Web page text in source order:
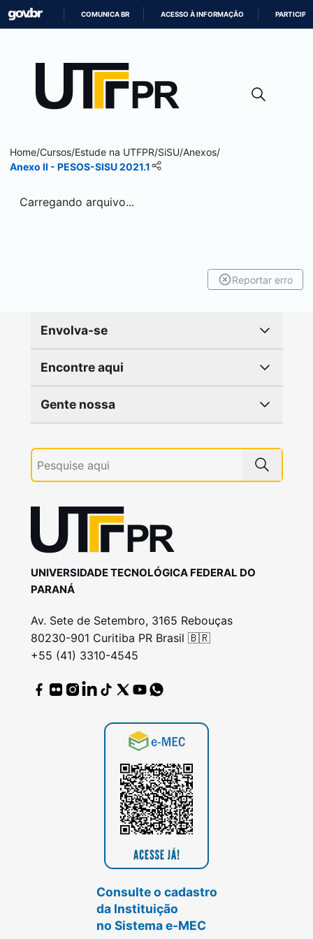
CONTEÚDO
COMUNICA BR ACESSO À INFORMAÇÃO PARTICIPE
Home/Cursos/Estude na UTFPR/SiSU/Anexos/
Anexo II - PESOS-SISU 2021.1
Carregando arquivo...
Reportar erro
Envolva-se
Encontre aqui
Gente nossa
UNIVERSIDADE TECNOLÓGICA FEDERAL DO
PARANÁ
Av. Sete de Setembro, 3165 Rebouças
80230-901 Curitiba PR Brasil 🇧🇷
+55 (41) 3310-4545
Consulte o cadastro
da Instituição
no Sistema e-MEC